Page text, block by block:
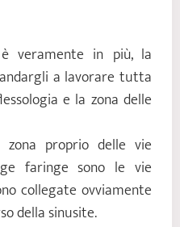
veramente in più, la
a lavorare tutta
e la zona delle
proprio delle vie
faringe sono le vie
collegate ovviamente
della sinusite.